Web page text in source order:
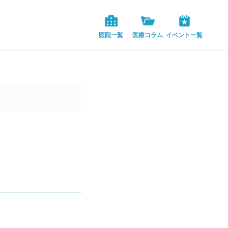
on line6
医院一覧 医療コラム イベント一覧